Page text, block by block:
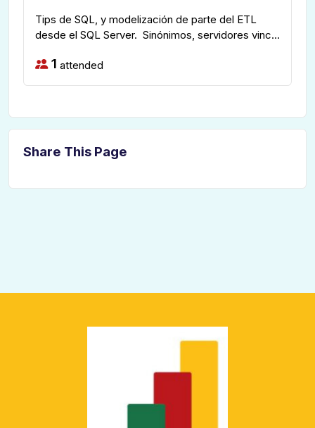
Tips de SQL, y modelización de parte del ETL
desde el SQL Server. Sinónimos, servidores vinc...
1 attended
Share This Page